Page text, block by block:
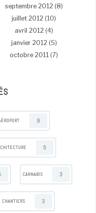
septembre 2012 (8)
juillet 2012 (10)
avril 2012 (4)
janvier 2012 (5)
octobre 2011 (7)
9
5
CANNABIS 3
CHANTIERS 3